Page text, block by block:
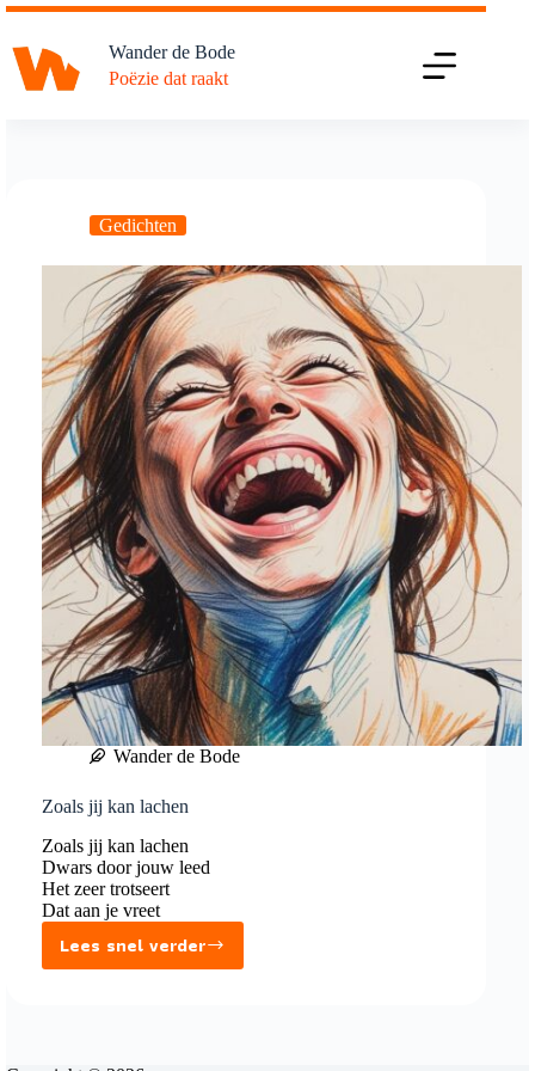
Ga
de
inhoud
Wander de Bode
Poëzie dat raakt
Gedichten
Wander de Bode
Zoals jij kan lachen
Zoals jij kan lachen
Dwars door jouw leed
Het zeer trotseert
Dat aan je vreet
Lees snel verder
Zoals